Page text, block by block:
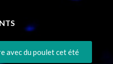
avec du poulet cet été